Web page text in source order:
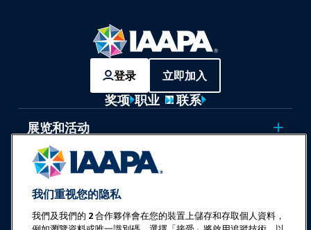
登录 立即加入
奖项 职业
联系
展览和活动
新闻与乐趣世界
教育
我们重视您的隐私
我們及我們的 2合作夥伴會在您的裝置上儲存和存取個人資料，